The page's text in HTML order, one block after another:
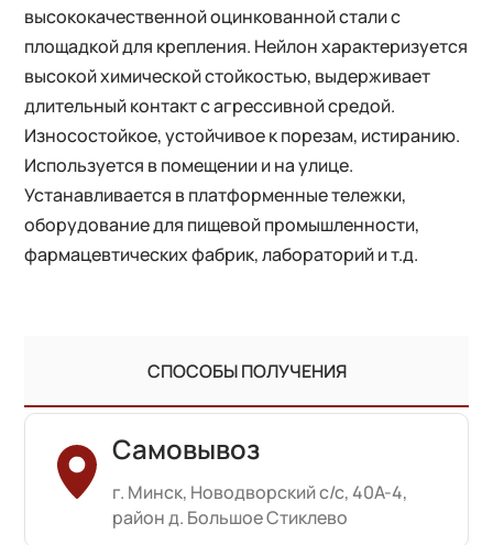
высококачественной оцинкованной стали с
площадкой для крепления. Нейлон характеризуется
высокой химической стойкостью, выдерживает
длительный контакт с агрессивной средой.
Износостойкое, устойчивое к порезам, истиранию.
Используется в помещении и на улице.
Устанавливается в платформенные тележки,
оборудование для пищевой промышленности,
фармацевтических фабрик, лабораторий и т.д.
СПОСОБЫ ПОЛУЧЕНИЯ
Самовывоз
г. Минск, Новодворский с/с, 40А-4,
район д. Большое Стиклево